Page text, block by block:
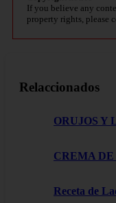
If you believe any
property rights, please
Relaccionados
ORUJOS Y
CREMA
Receta de